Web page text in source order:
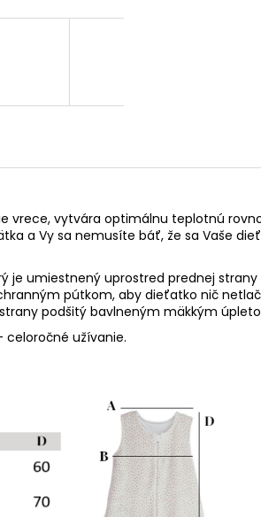
vrece, vytvára optimálnu teplotnú
a Vy sa nemusíte báť, že sa Vaše
je umiestnený uprostred prednej
pútkom, aby dieťatko nič
podšitý bavlneným mäkkým
celoročné užívanie.